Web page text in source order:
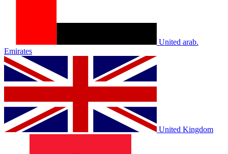
United arab.
Emirates
United Kingdom